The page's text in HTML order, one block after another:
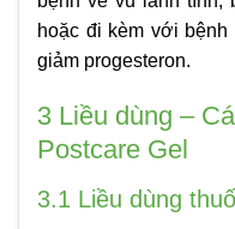
hoặc đi kèm với
giảm progesteron.
3 Liều dùng –
Postcare Gel
3.1 Liều dùng